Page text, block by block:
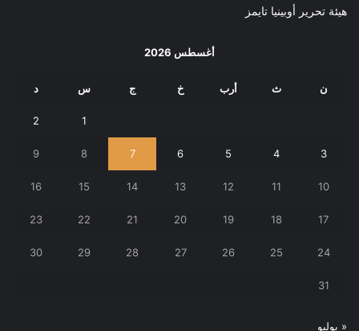
هيئة تحرير أوبينيا تايمز
أغسطس 2026
ن ث أرب خ ج س د
1
2
3
4
5
6
7
8
9
10
11
12
13
14
15
16
17
18
19
20
21
22
23
24
25
26
27
28
29
30
31
« يوليو